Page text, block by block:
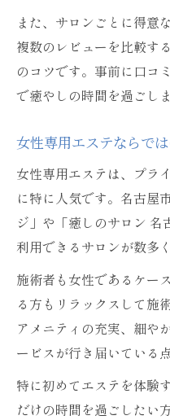
オイルマッサ
エステ体験か
また、サロンごとに得意
複数のレビューを比較す
のコツです。事前に口コ
で癒やしの時間を過ごし
女性専用エステならで
女性専用エステは、プラ
に特に人気です。名古屋
ジ」や「癒しのサロン
利用できるサロンが数多
施術者も女性であるケー
る方もリラックスして施
アメニティの充実、細や
ービスが行き届いている
特に初めてエステを体験
だけの時間を過ごしたい